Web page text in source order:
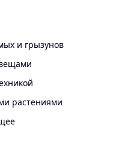
и грызунов
растениями